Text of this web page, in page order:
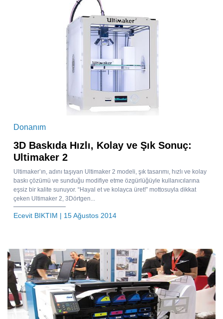
Donanım
3D Baskıda Hızlı, Kolay ve Şık Sonuç:
Ultimaker 2
Ultimaker’ın, adını taşıyan Ultimaker 2 modeli, şık tasarımı, hızlı ve kolay
baskı çözümü ve sunduğu modifiye etme özgürlüğüyle kullanıcılarına
eşsiz bir kalite sunuyor. “Hayal et ve kolayca üret!” mottosuyla dikkat
çeken Ultimaker 2, 3Dörtgen...
Ecevit BIKTIM | 15 Ağustos 2014